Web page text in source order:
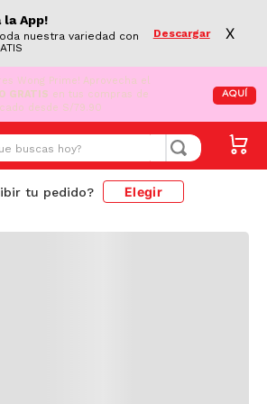
la App!
nuestra variedad con
Descargar X
Wong Prime! Aprovecha el
GRATIS en tus compras de
desde S/79.90
AQUÍ
hoy?
tu pedido? Elegir